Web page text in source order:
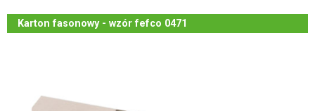
Karton fasonowy - wzór fefco 0471